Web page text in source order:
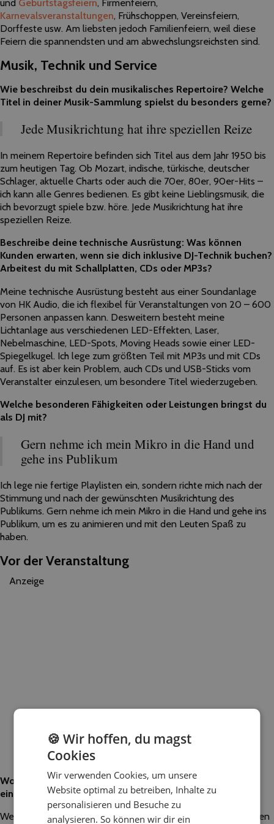
Karnevalsveranstaltungen, Frühschoppen, Vereinsfeiern,
Dorffeste usw. Am liebsten jedoch Familienfeiern, weil diese
Feiern die spannendsten und am abwechslungsreichsten sind.
Musik, Technik und Service
Wie beschreibst du dein musikalisches Repertoire? Welche
Titel in deiner Musik-Sammlung spielst du besonders gerne?
Jede Musikrichtung hat ihre speziellen Reize
In meinem Repertoire befinden sich Titel aus dem Jahr 1950 bis
zum heutigen Tag. Ob Mozart, indische, türkische, deutscher
Schlager, aktuelle Charts oder auch die 70er, 80er, 90er-Hits –
ich kann alle Genres bedienen. Es gibt keine Lieblingsmusik, die
ich bevorzugt spiele bzw. höre. Jede Musikrichtung hat ihre
speziellen Reize.
Beschreibe deine technische Ausrüstung: Was können
Kunden erwarten, wenn sie dich inklusive DJ-Technik buchen?
Arbeitest du mit Schallplatten, CDs oder MP3s?
Meine technische Ausrüstung besteht aus einer Soundanlage
von HK Audio, die ich flexibel für Veranstaltungen von 20 – 600
Personen anpassen kann. Desweitern besteht meine
Lichtanlage aus verschiedenen LED-Effekten, Laser,
Nebelmaschine, LED-Spots, Moving Heads sowie einer LED-
Spiegelkugel. Ich lege zum größten Teil mit MP3s und mit CDs
auf. Es ist aber kein Problem, auch CDs und USB-Sticks vom
Veranstalter einzulesen, um besondere Titel wiederzugeben.
Welche besonderen Fähigkeiten oder Leistungen bringst du
als DJ mit?
Gern nehme ich mein Mikro in die Hand und
gehe ins Publikum
Ich lege nie fertige Playlisten ein, sondern richte mich nach der
Stimmung und nach der gewünschten Musikrichtung des
Publikums. Gern nehme ich mein Mikro in die Hand und gehe ins
Publikum, um es zu animieren und mit den Leuten Spaß zu
haben.
Vor der Veranstaltung
Anzeige
Worauf sollten Kunden besonders achten, wenn sie nach
einem DJ für ihre Veranstaltung suchen?
Wenn Sie einen DJ buchen, nehmen Sie nicht sofort irgendeinen
🍪 Wir hoffen, du magst
Cookies
Wir verwenden Cookies, um unsere
Website optimal zu betreiben, Inhalte zu
personalisieren und Besuche zu
analysieren. So können wir dir ein